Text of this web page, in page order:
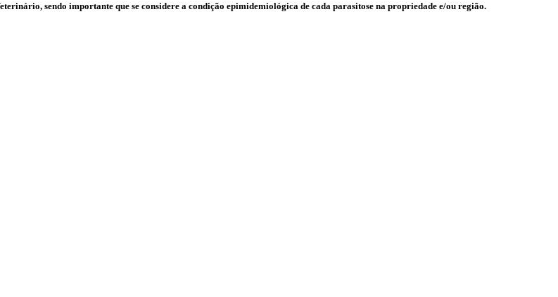
sendo importante que se considere a condição epimidemiológica de cada parasitose na propriedade e/ou região.